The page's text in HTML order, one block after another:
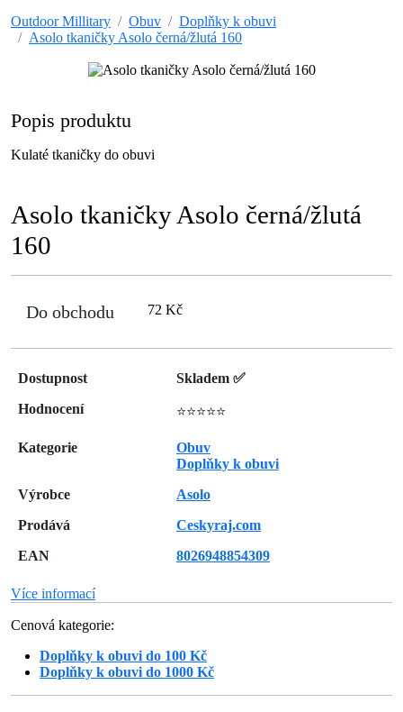
Outdoor Millitary
Obuv
Doplňky k obuvi
Asolo tkaničky Asolo černá/žlutá 160
Popis produktu
Kulaté tkaničky do obuvi
Asolo tkaničky Asolo černá/žlutá
160
Do obchodu 72 Kč
Dostupnost
Skladem ✅
Hodnocení
⭐⭐⭐⭐⭐
Kategorie
Obuv
Doplňky k obuvi
Výrobce
Asolo
Prodává
Ceskyraj.com
EAN
8026948854309
Více informací
Cenová kategorie:
Doplňky k obuvi do 100 Kč
Doplňky k obuvi do 1000 Kč